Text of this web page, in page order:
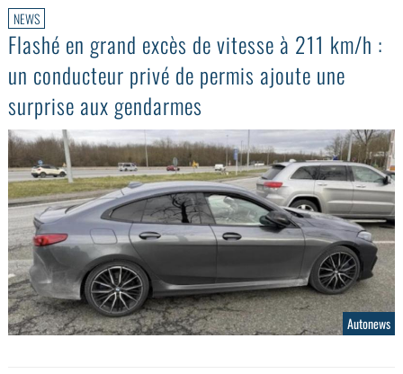
NEWS
Flashé en grand excès de vitesse à 211 km/h :
un conducteur privé de permis ajoute une
surprise aux gendarmes
Autonews